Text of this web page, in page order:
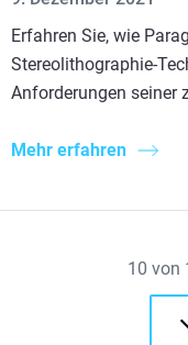
Erfahren Sie, wie
Stereolithographie-
Anforderungen seiner
Mehr erfahren
10 von